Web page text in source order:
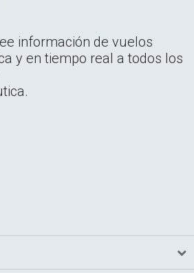
información de vuelos
y en tiempo real a todos los